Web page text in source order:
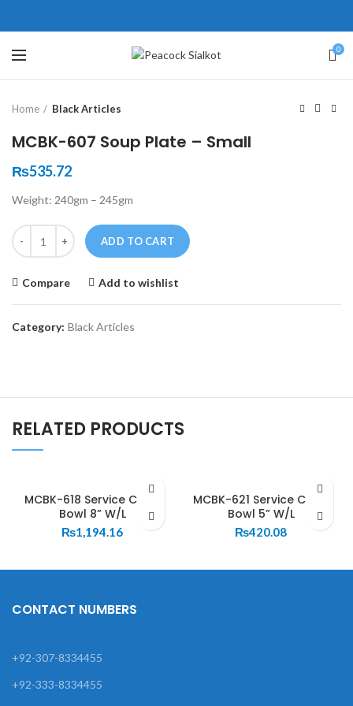
0
Click to enlarge
Home Black Articles
MCBK-607 Soup Plate – Small
₨535.72
Weight: 240gm – 245gm
Quantity
ADD TO CART
Compare Add to wishlist
Category: Black Articles
RELATED PRODUCTS
MCBK-618 Service Curry
Bowl 8” W/L
₨1,194.16
MCBK-621 Service Curry
Bowl 5” W/L
₨420.08
壯陽藥台灣購物
，這不是因為缺乏性生活，而
因為缺乏溝通，所以保持談話很
盾越來越大，往往這是ED的情
會變得更加嚴重。
犀利士壯陽藥線上購買
戲都可以很好的幫助你獲得一
高質量的夫妻生活。犀利士治療
鬆，便於陰莖快速充血達到滿
堅硬勃起。在醫學界和陽痿病
望下，犀利士作為新一批藥
，有其優良特點。
CONTACT NUMBERS
+92-307-8334455
+92-333-8334455